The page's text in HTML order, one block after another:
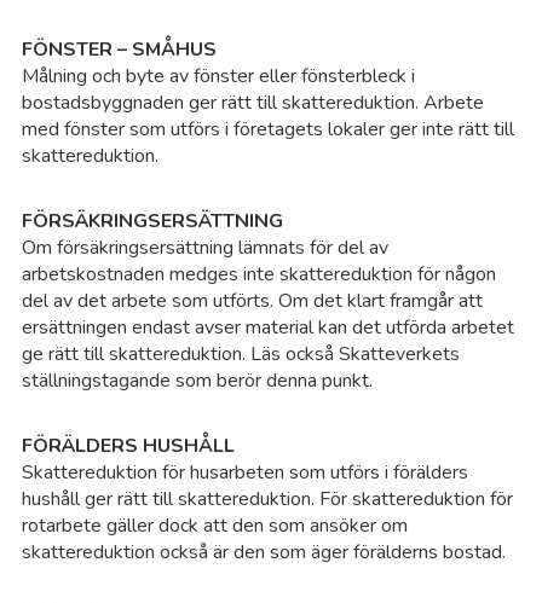
FÖNSTER – SMÅHUS
Målning och byte av fönster eller fönsterbleck i
bostadsbyggnaden ger rätt till skattereduktion. Arbete
med fönster som utförs i företagets lokaler ger inte rätt till
skattereduktion.
FÖRSÄKRINGSERSÄTTNING
Om försäkringsersättning lämnats för del av
arbetskostnaden medges inte skattereduktion för någon
del av det arbete som utförts. Om det klart framgår att
ersättningen endast avser material kan det utförda arbetet
ge rätt till skattereduktion. Läs också Skatteverkets
ställningstagande som berör denna punkt.
FÖRÄLDERS HUSHÅLL
Skattereduktion för husarbeten som utförs i förälders
hushåll ger rätt till skattereduktion. För skattereduktion för
rotarbete gäller dock att den som ansöker om
skattereduktion också är den som äger förälderns bostad.